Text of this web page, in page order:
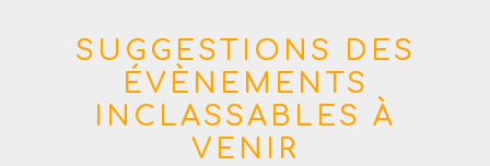
SUGGESTIONS DES
ÉVÈNEMENTS
INCLASSABLES À
VENIR